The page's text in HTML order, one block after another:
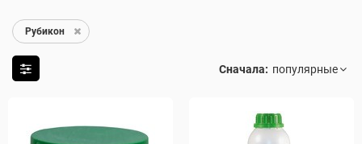
Рубикон
Сначала: